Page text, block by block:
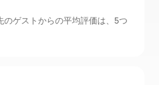
のゲストからの平均評価は、5つ